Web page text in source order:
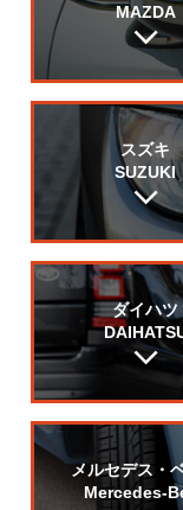
MAZDA
スズキ
SUZUKI
ダイハツ
メルセデス・
Mercedes-